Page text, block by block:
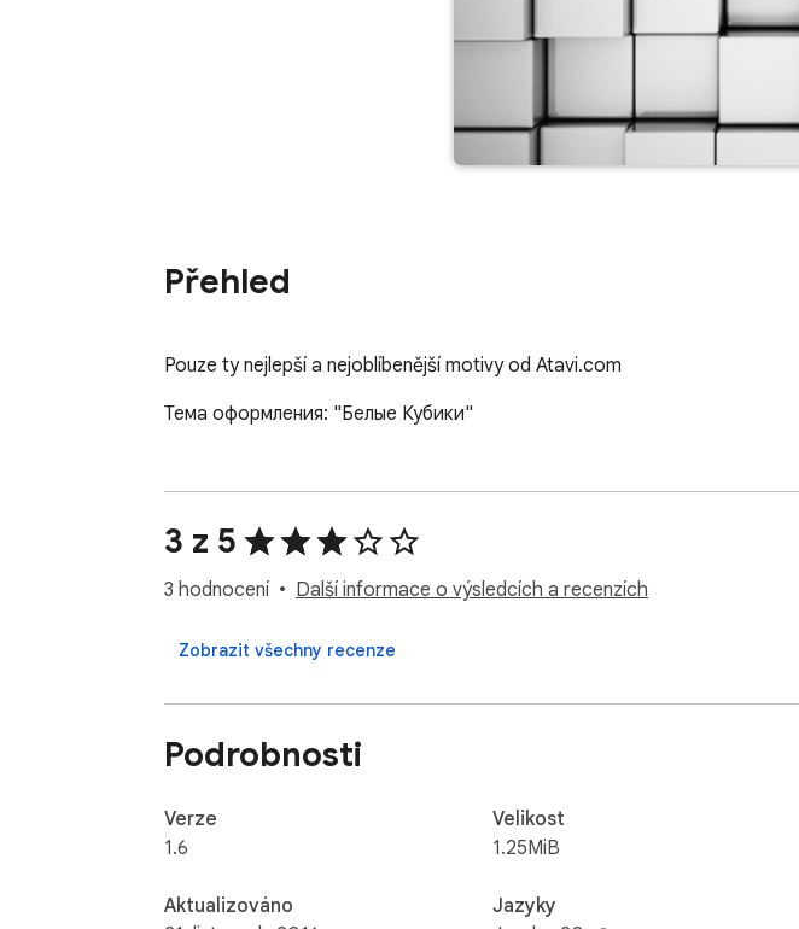
Přehled
Pouze ty nejlepší a nejoblíbenější motivy od Atavi.com
Тема оформления: "Белые Кубики"
3 z 5
3 hodnocení Další informace o výsledcích a recenzích
Zobrazit všechny recenze
Podrobnosti
Verze
1.6
Aktualizováno
Velikost
1.25MiB
Jazyky